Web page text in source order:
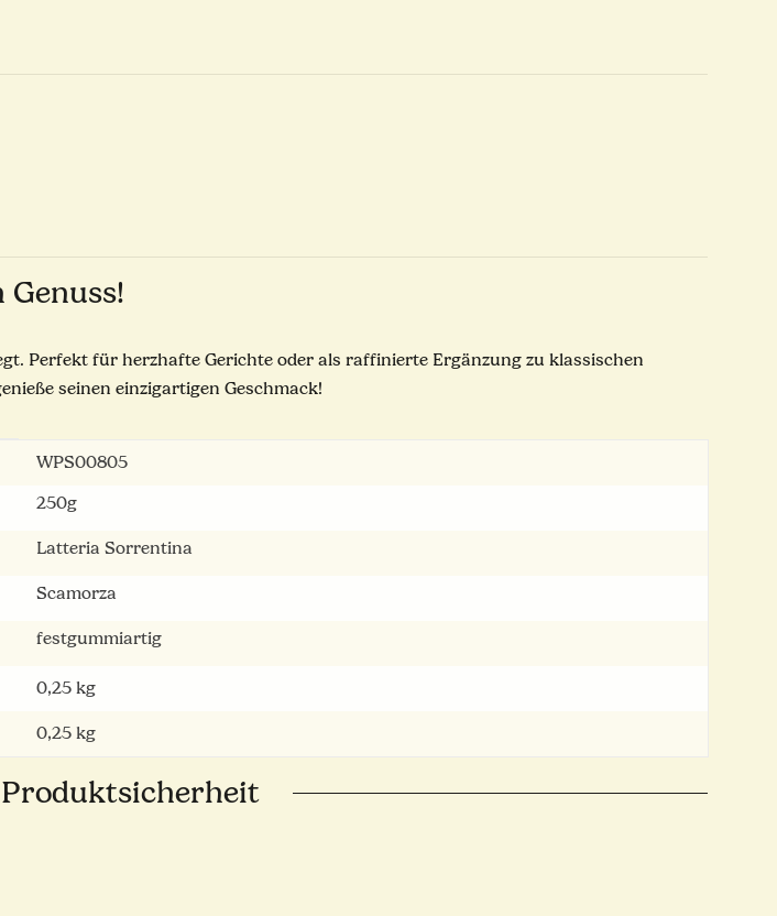
Perfekt für herzhafte Gerichte oder als raffinierte Ergänzung zu klassischen
seinen einzigartigen Geschmack!
WPS00805
250g
Latteria Sorrentina
Scamorza
festgummiartig
0,25 kg
0,25 kg